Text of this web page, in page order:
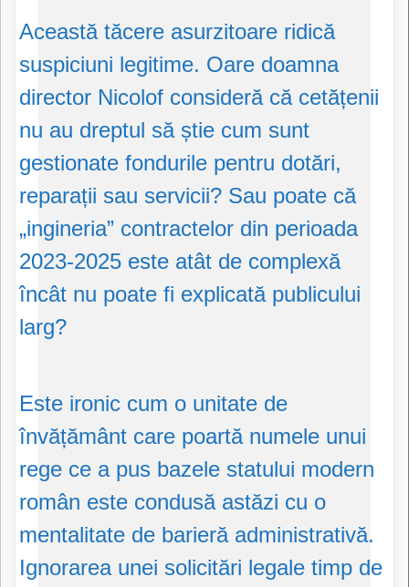
Această tăcere asurzitoare ridică
suspiciuni legitime. Oare doamna
director Nicolof consideră că cetățenii
nu au dreptul să știe cum sunt
gestionate fondurile pentru dotări,
reparații sau servicii? Sau poate că
„ingineria” contractelor din perioada
2023-2025 este atât de complexă
încât nu poate fi explicată publicului
larg?
Este ironic cum o unitate de
învățământ care poartă numele unui
rege ce a pus bazele statului modern
român este condusă astăzi cu o
mentalitate de barieră administrativă.
Ignorarea unei solicitări legale timp de